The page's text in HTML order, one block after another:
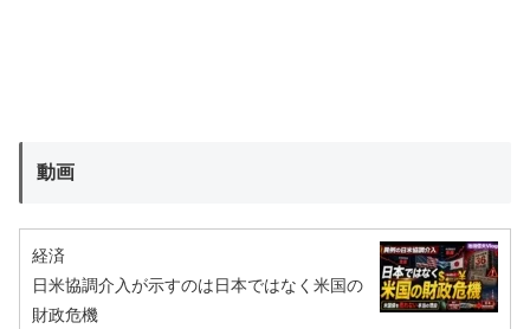
動画
経済
日米協調介入が示すのは日本ではなく米国の
財政危機